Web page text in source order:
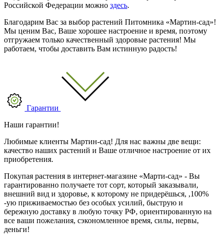
Российской Федерации можно здесь.
Благодарим Вас за выбор растений Питомника «Мартин-сад»!
Мы ценим Вас, Ваше хорошее настроение и время, поэтому
отгружаем только качественный здоровые растения! Мы
работаем, чтобы доставить Вам истинную радость!
Гарантии
Наши гарантии!
Любимые клиенты Мартин-сад! Для нас важны две вещи:
качество наших растений и Ваше отличное настроение от их
приобретения.
Покупая растения в интернет-магазине «Марти-сад» - Вы
гарантированно получаете тот сорт, который заказывали,
внешний вид и здоровье, к которому не придерёшься, ,100%
-ую приживаемостью без особых усилий, быструю и
бережную доставку в любую точку РФ, ориентированную на
все ваши пожелания, сэкономленное время, силы, нервы,
деньги!